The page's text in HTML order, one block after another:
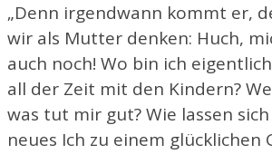
„Denn irgendwann kommt er,
wir als Mutter denken: Huch,
auch noch! Wo bin ich
all der Zeit mit den Kindern?
was tut mir gut? Wie lassen
neues Ich zu einem glücklichen